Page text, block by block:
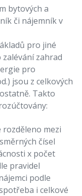
bytových a
či nájemník v
pro jiné
zahrad
pro
jsou z celkových
Takto
rozděleno mezi
čísel
x počet
pravidel
podle
i celkové